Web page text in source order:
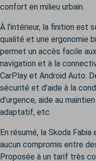
confort en milieu urbain.
À l’intérieur, la finition est
qualité et une ergonomie
permet un accès facile
navigation et à la
CarPlay et Android Auto.
sécurité et d’aide à la
d’urgence, aide au
adaptatif, etc.
En résumé, la Skoda
aucun compromis entre
Proposée à un tarif très